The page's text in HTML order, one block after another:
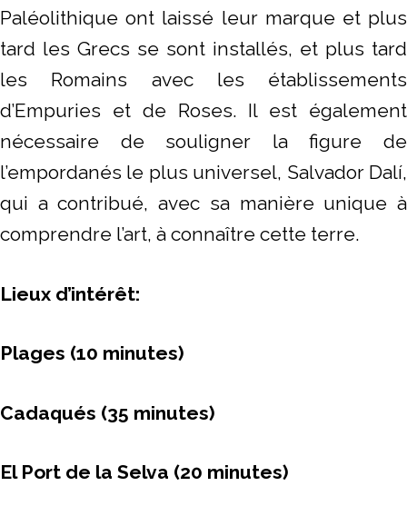
Paléolithique ont laissé leur marque et plus
tard les Grecs se sont installés, et plus tard
les Romains avec les établissements
d’Empuries et de Roses. Il est également
nécessaire de souligner la figure de
l’empordanés le plus universel, Salvador Dalí,
qui a contribué, avec sa manière unique à
comprendre l’art, à connaître cette terre.
Lieux d’intérêt:
Plages (10 minutes)
Cadaqués (35 minutes)
El Port de la Selva (20 minutes)